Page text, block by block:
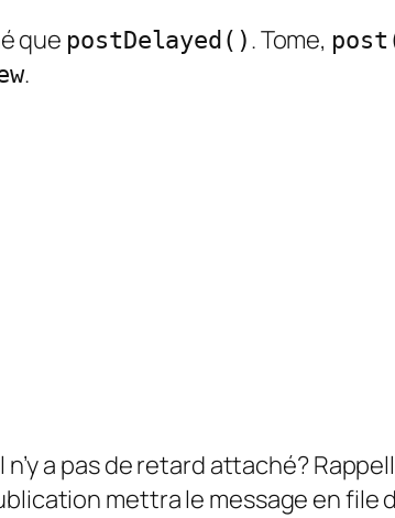
que postDelayed() . Tome,
.
n’y a pas de retard attaché?
mettra le message en file